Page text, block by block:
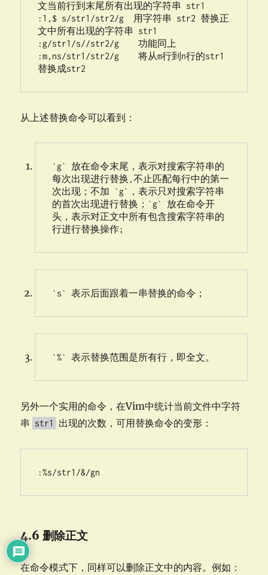
文当前行到末尾所有出现的字符串 str1
:1,$ s/str1/str2/g  用字符串 str2 替换正
文中所有出现的字符串 str1
:g/str1/s//str2/g    功能同上
:m,ns/str1/str2/g    将从m行到n行的str1
替换成str2
从上述替换命令可以看到：
`g` 放在命令末尾，表示对搜索字符串的
每次出现进行替换,不止匹配每行中的第一
次出现；不加 `g`，表示只对搜索字符串
的首次出现进行替换；`g` 放在命令开
头，表示对正文中所有包含搜索字符串的
行进行替换操作;
`s` 表示后面跟着一串替换的命令；
`%` 表示替换范围是所有行，即全文。
另外一个实用的命令，在Vim中统计当前文件中字符
串
str1 出现的次数，可用替换命令的变形：
:%s/str1/&/gn
4.6 删除正文
在命令模式下，同样可以删除正文中的内容。例如：